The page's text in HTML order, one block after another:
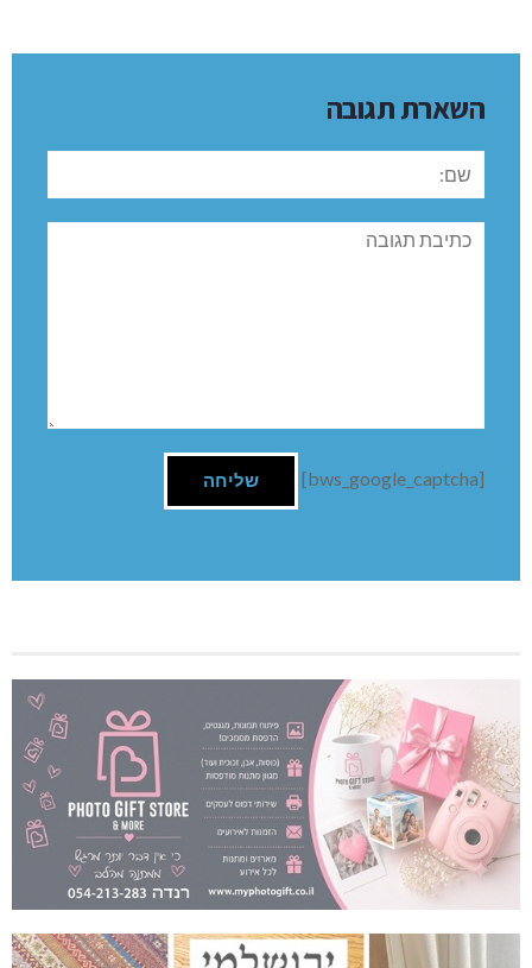
השארת תגובה
שם:
תגובה
[bws_google_captcha]